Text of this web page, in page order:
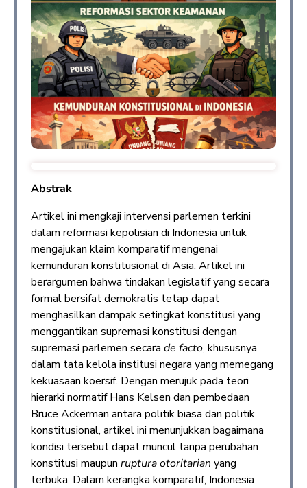
Abstrak
Artikel ini mengkaji intervensi parlemen terkini
dalam reformasi kepolisian di Indonesia untuk
mengajukan klaim komparatif mengenai
kemunduran konstitusional di Asia. Artikel ini
berargumen bahwa tindakan legislatif yang secara
formal bersifat demokratis tetap dapat
menghasilkan dampak setingkat konstitusi yang
menggantikan supremasi konstitusi dengan
supremasi parlemen secara de facto, khususnya
dalam tata kelola institusi negara yang memegang
kekuasaan koersif. Dengan merujuk pada teori
hierarki normatif Hans Kelsen dan pembedaan
Bruce Ackerman antara politik biasa dan politik
konstitusional, artikel ini menunjukkan bagaimana
kondisi tersebut dapat muncul tanpa perubahan
konstitusi maupun ruptura otoritarian yang
terbuka. Dalam kerangka komparatif, Indonesia